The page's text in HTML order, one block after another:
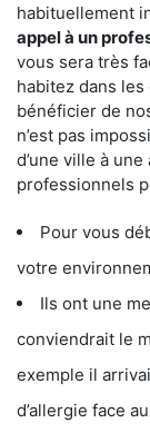
habituellement
appel à un
vous sera très
habitez dans
bénéficier de
n’est pas
d’une ville à
professionnels
Pour vous
votre
Ils ont une
conviendrait le
exemple il
d’allergie face